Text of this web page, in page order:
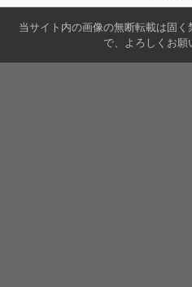
当サイト内の画像の無断転載は固
で、よろしくお願